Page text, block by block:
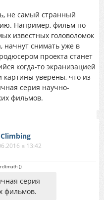
не самый странный
Например, фильм по
известных головоломок
начнут снимать уже в
проекта станет
когда-то экранизацией
картины уверены, что из
серия научно-
фильмов.
Climbing
в 13:42
()
серия
фильмов.